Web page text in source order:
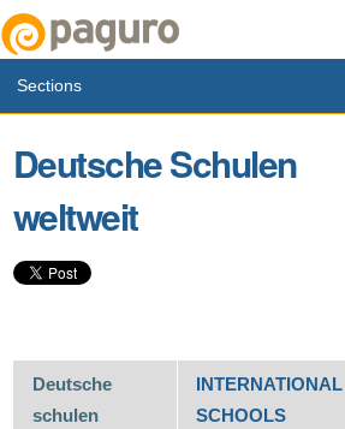
Sections
Deutsche Schulen
weltweit
Deutsche
schulen
INTERNATIONAL
SCHOOLS